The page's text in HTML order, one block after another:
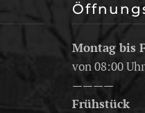
Montag bis
von 08:00
————
Frühstück